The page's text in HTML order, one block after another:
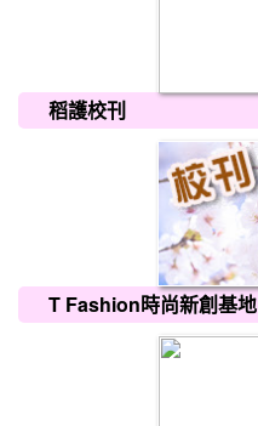
稻護校刊
T Fashion時尚新創基地